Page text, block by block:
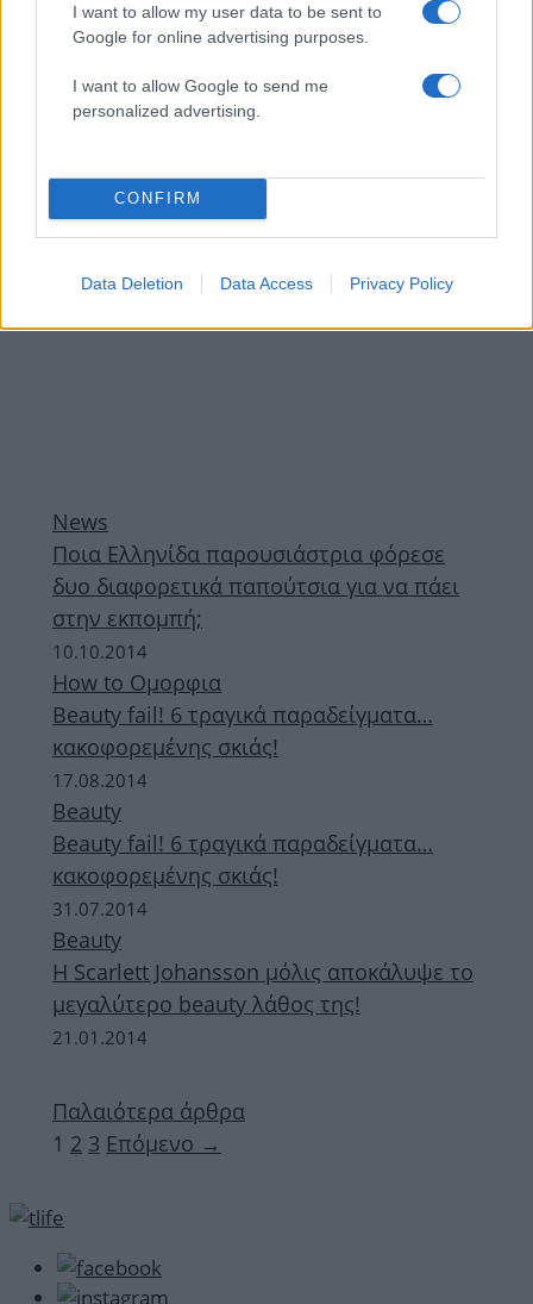
I want to allow my user data to be sent to
Google for online advertising purposes.
I want to allow Google to send me
personalized advertising.
CONFIRM
Data Deletion Data Access Privacy Policy
30.01.2015
News
Μαρία Μπακοδήμου: Στην πρεσβεία
νόμιζαν ότι είμαι τρανσέξουαλ …
ΔΙΑΦΗΜΙΣΗ
News
Ποια Ελληνίδα παρουσιάστρια φόρεσε
δυο διαφορετικά παπούτσια για να πάει
στην εκπομπή;
10.10.2014
How to Ομορφια
Beauty fail! 6 τραγικά παραδείγματα…
κακοφορεμένης σκιάς!
17.08.2014
Beauty
Beauty fail! 6 τραγικά παραδείγματα…
κακοφορεμένης σκιάς!
31.07.2014
Beauty
Η Scarlett Johansson μόλις αποκάλυψε το
μεγαλύτερο beauty λάθος της!
21.01.2014
Παλαιότερα άρθρα
Σελίδα
1 Σελίδα
2 Σελίδα
3 Επόμενο →